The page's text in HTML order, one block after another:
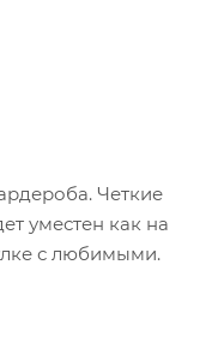
Четкие
уместен как на
с любимыми.